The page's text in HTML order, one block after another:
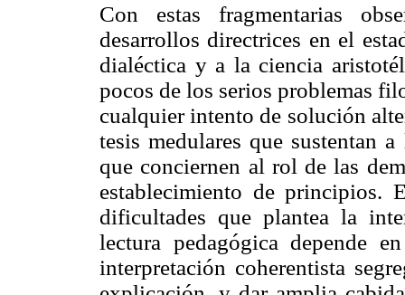
Con estas fragmentarias
desarrollos directrices en el
dialéctica y a la ciencia
pocos de los serios problemas
cualquier intento de solución
tesis medulares que sustentan
que conciernen al rol de las
establecimiento de principios.
dificultades que plantea la
lectura pedagógica depende
interpretación coherentista